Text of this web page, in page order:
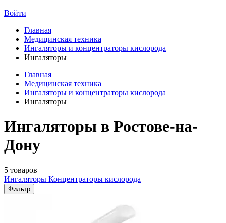
Войти
Главная
Медицинская техника
Ингаляторы и концентраторы кислорода
Ингаляторы
Главная
Медицинская техника
Ингаляторы и концентраторы кислорода
Ингаляторы
Ингаляторы в Ростове-на-
Дону
5 товаров
Ингаляторы Концентраторы кислорода
Фильтр